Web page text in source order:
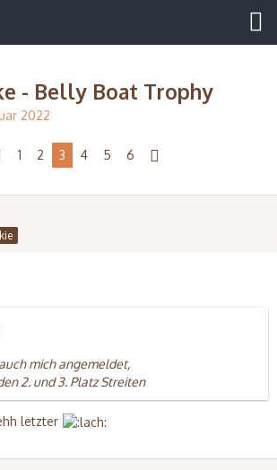
- Belly Boat Trophy
2022
1 2 3 4 5 6
mich angemeldet,
2. und 3. Platz Streiten
letzter